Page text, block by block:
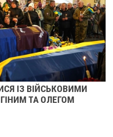
ІЗ ВІЙСЬКОВИМИ
ТА ОЛЕГОМ